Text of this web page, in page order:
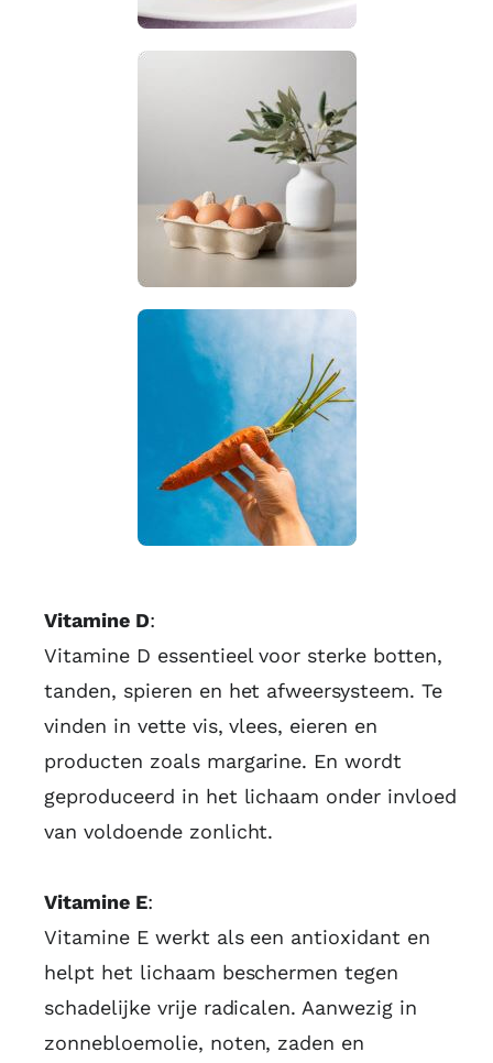
Vitamine D:
Vitamine D essentieel voor sterke botten,
tanden, spieren en het afweersysteem. Te
vinden in vette vis, vlees, eieren en
producten zoals margarine. En wordt
geproduceerd in het lichaam onder invloed
van voldoende zonlicht.
Vitamine E:
Vitamine E werkt als een antioxidant en
helpt het lichaam beschermen tegen
schadelijke vrije radicalen. Aanwezig in
zonnebloemolie, noten, zaden en